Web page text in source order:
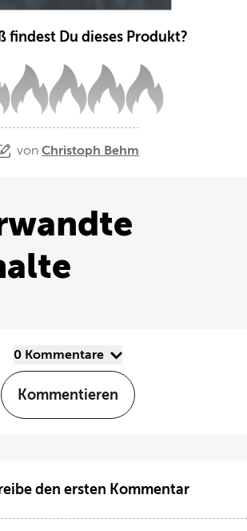
findest Du dieses Produkt?
von Christoph Behm
0 Kommentare
Kommentieren
den ersten Kommentar